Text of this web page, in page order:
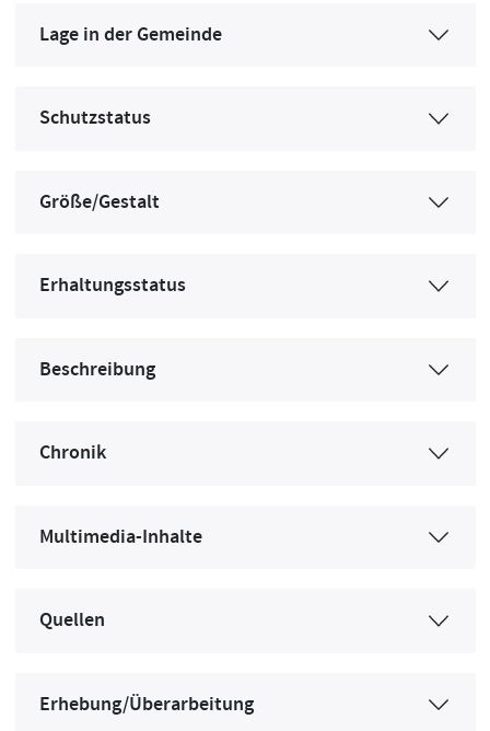
Lage in der Gemeinde
Schutzstatus
Größe/Gestalt
Erhaltungsstatus
Beschreibung
Chronik
Multimedia-Inhalte
Quellen
Erhebung/Überarbeitung